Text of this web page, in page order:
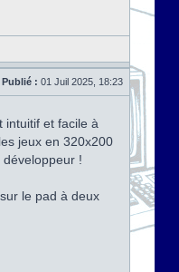
Publié : 01 Juil 2025, 18:23
intuitif et facile à
jeux en 320x200
!
le pad à deux